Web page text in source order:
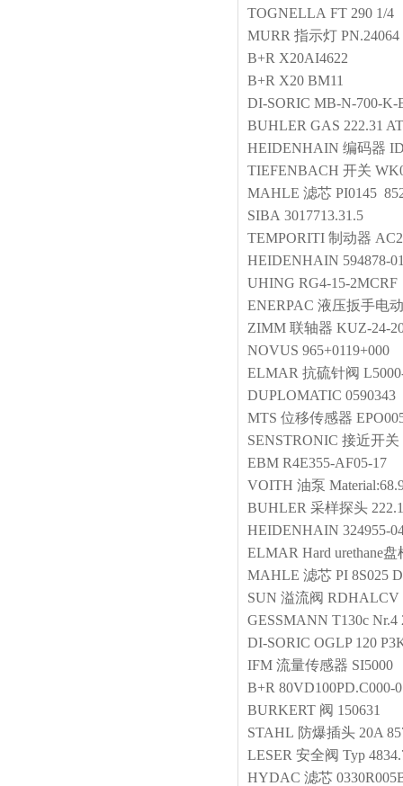
TOGNELLA FT 290 1/4
MURR 指示灯 PN.24064
B+R X20AI4622
B+R X20 BM11
DI-SORIC MB-N-700-K-
BUHLER GAS 222.31
HEIDENHAIN 编码器
TIEFENBACH 开关
MAHLE 滤芯 PI0145
SIBA 3017713.31.5
TEMPORITI 制动器
HEIDENHAIN 594878-
UHING RG4-15-2MCRF
ENERPAC 液压扳手电
ZIMM 联轴器 KUZ-24-
NOVUS 965+0119+000
ELMAR 抗硫针阀
DUPLOMATIC 0590343
MTS 位移传感器
SENSTRONIC 接近开关
EBM R4E355-AF05-17
VOITH 油泵
BUHLER 采样探头
HEIDENHAIN 324955-
ELMAR Hard urethane盘
MAHLE 滤芯 PI 8S025
SUN 溢流阀 RDHALCV
GESSMANN T130c
DI-SORIC OGLP 120
IFM 流量传感器 SI5000
B+R 80VD100PD.C000-
BURKERT 阀 150631
STAHL 防爆插头 20A
LESER 安全阀 Typ
HYDAC 滤芯